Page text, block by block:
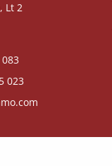
Lt 2
023